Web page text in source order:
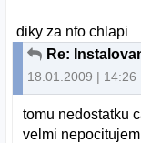
diky za nfo chlapi
18.01.2009 | 14:26
tomu nedostatku
velmi